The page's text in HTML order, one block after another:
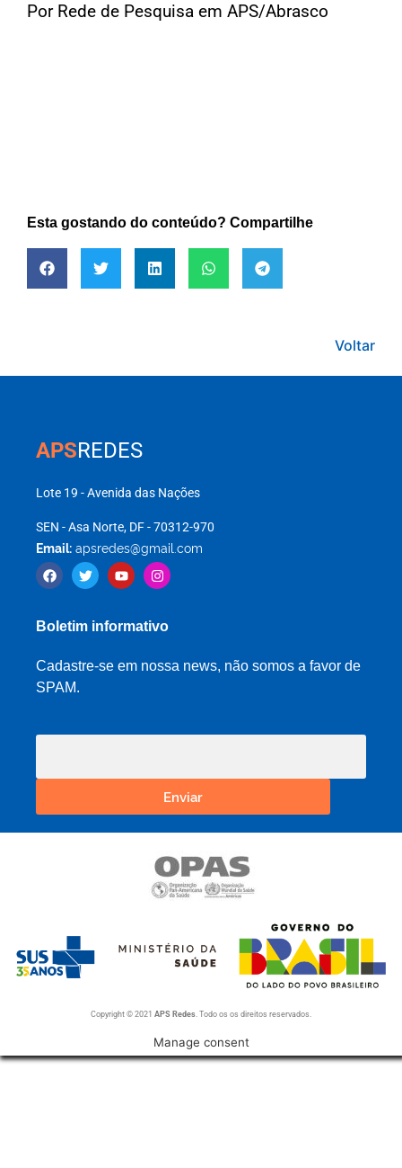
Por Rede de Pesquisa em APS/Abrasco
Esta gostando do conteúdo? Compartilhe
Voltar
APSREDES
Lote 19 - Avenida das Nações
SEN - Asa Norte, DF - 70312-970
Email: apsredes@gmail.com
Boletim informativo
Cadastre-se em nossa news, não somos a favor de
SPAM.
Enviar
Copyright © 2021 APS Redes . Todo os os direitos reservados.
Manage consent